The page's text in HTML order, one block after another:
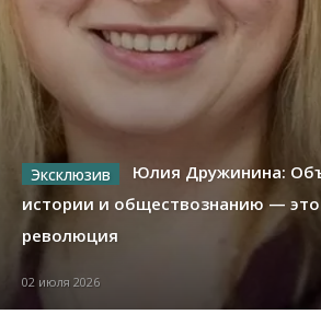
Юлия Дружинина:
истории и обществознанию —
революция
02 июля 2026